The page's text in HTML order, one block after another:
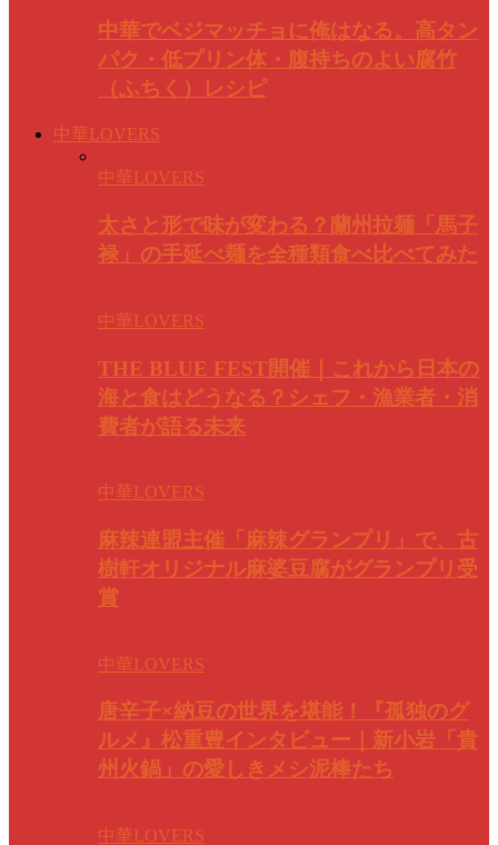
中華でベジマッチョに俺はなる。高タン
パク・低プリン体・腹持ちのよい腐竹
（ふちく）レシピ
中華LOVERS
中華LOVERS
太さと形で味が変わる？蘭州拉麺「馬子
禄」の手延べ麺を全種類食べ比べてみた
中華LOVERS
THE BLUE FEST開催｜これから日本の
海と食はどうなる？シェフ・漁業者・消
費者が語る未来
中華LOVERS
麻辣連盟主催「麻辣グランプリ」で、古
樹軒オリジナル麻婆豆腐がグランプリ受
賞
中華LOVERS
唐辛子×納豆の世界を堪能！『孤独のグ
ルメ』松重豊インタビュー｜新小岩「貴
州火鍋」の愛しきメシ泥棒たち
中華LOVERS